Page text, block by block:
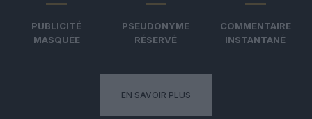
PUBLICITÉ
MASQUÉE
PSEUDONYME
RÉSERVÉ
COMMENTAIRE
INSTANTANÉ
EN SAVOIR PLUS